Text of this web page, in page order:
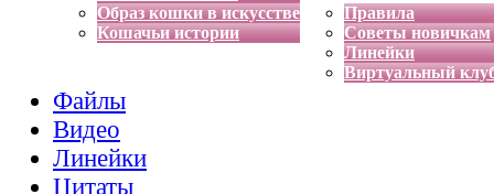
Образ кошки в искусстве
Кошачьи истории
Правила
Советы новичкам
Линейки
Виртуальный
Файлы
Видео
Линейки
Цитаты